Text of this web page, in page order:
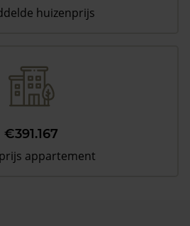
huizenprijs
€391.167
appartement